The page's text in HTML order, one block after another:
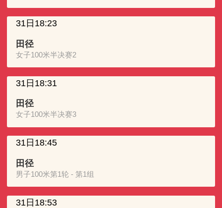
31日18:23
田径
女子100米半决赛2
31日18:31
田径
女子100米半决赛3
31日18:45
田径
男子100米第1轮 - 第1组
31日18:53